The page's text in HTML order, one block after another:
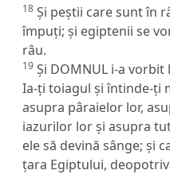
18 Și peștii care sunt în
împuți; și egiptenii se
râu.
19 Și DOMNUL i-a
Ia-ți toiagul și întinde-ți
asupra pâraielor lor,
iazurilor lor și asupra
ele să devină sânge; și
țara Egiptului,